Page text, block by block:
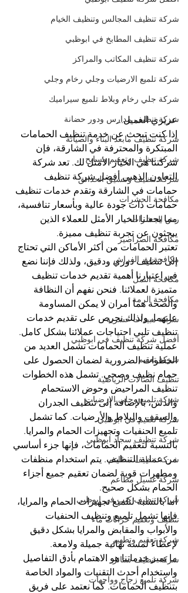
شركة تنظيف المجالس وتنظيف الخيام
شركة تنظيف المطابخ في ابوظبي
شركة تنظيف المكاتب والمراكز
شركة تلميع الارضيات وجلي رخام وجلي
شركة جلي رخام وبلاط تلميع سيراميك
شركة تنظيف مدارس ودور حضانة
شركة تنظيف مابعد البناء والصيانة
شركة تنظيف وتعقيم مسابح
شركة تنظيف وتنسيق الحدائق
مكافحة الحشرات
رش الحشرات
مكافحة الصراصير
مكافحة بق الفراش
مكافحة النمل
مكافحة الرمة
شركة مبيدات حشرية
أفضل شركة تنظيف في ابوظبي
شركة تعقيم
تنظيف الصالات الرياضية
شركة تلميع وجلي الارضيات
شركة تعقيم في ابوظبي
شركة تنظيف سجاد ابوظبي
شركة تنظيف مطاعم
شركة غسيل مطاعم
شركة تنظيف كنب في ابوظبي
تنظيف وتعقيم خزانات ماء
شركة تعقيم وتطهير
شركة تنظيف ستائر
شركة تلميع زجاج وواجهات
عزيزي العميل...
إذا كنت تبحث عن خدمة تنظيف الحمامات
المبتكرة والمحترفة في الشارقة، فإن
شركتنا هي الخيار الأمثل لك. تعد شركة
التعاون الذهبي أفضل شركة تنظيف
حمامات في الشارقة وتقدم خدمات تنظيف
حمامات ذات جودة عالية وبأسعار تنافسية،
مما يجعلنا الخيار الأمثل للعملاء الذين
يبحثون عن تجربة تنظيف مميزة.
تعتبر الحمامات من أكثر الأماكن التي تحتاج
إلى تنظيف دوري ودقيق، ولذلك فإننا نضع
في اعتبارنا أهمية تقديم خدمات تنظيف
متميزة لعملائنا. فنحن نفهم أن النظافة
والصحة هما أمران لا يمكن المساومة
عليهما، ولذلك نحرص على تقديم خدمات
تنظيف تلبي احتياجات عملائنا بشكل كامل.
عملية تنظيف الحمامات تشمل العديد من
الخطوات الضرورية لضمان الحصول على
حمام نظيف وصحي. تشمل هذه الخطوات
تنظيف المراحيض وحوض الاستحمام
والدش، بالإضافة إلى تنظيف الجدران
والسقف والبلاط والأرضيات. كما تشمل
تلميع الحنفيات وتجهيزات الحمام والمرايا.
بالنسبة لتعقيم الحمامات، فإنها جزء أساسي
من عملية التنظيف. يتم استخدام منظفات
ومطهرات قوية لضمان تعقيم جميع أجزاء
الحمام بشكل صحيح.
أما بالنسبة لتلميع تجهيزات الحمام والمرايا،
فإنها تشمل تلميع وتنظيف الحنفيات
والأبواب والمقابض والمرايا بشكل دقيق
لإعطاء لمسة نهائية جميلة ولامعة.
ما يميز خدماتنا هو الاهتمام بأدق التفاصيل
واستخدام أحدث التقنيات والمواد الخاصة
بتنظيف الحمامات. كما نعتمد على فريق